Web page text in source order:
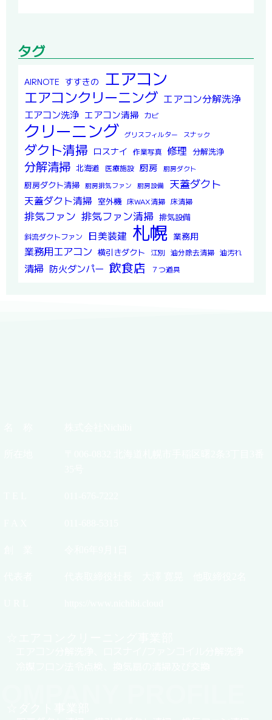
タグ
AIRNOTE すすきの エアコン
エアコンクリーニング エアコン分解洗浄
エアコン洗浄 エアコン清掃 カビ
クリーニング グリスフィルター スナック
ダクト清掃 ロスナイ 作業写真 修理 分解洗浄
分解清掃 北海道 医療施設 厨房 厨房ダクト
厨房ダクト清掃 厨房排気ファン 厨房設備 天蓋ダクト
天蓋ダクト清掃 室外機 床WAX清掃 床清掃
排気ファン 排気ファン清掃 排気設備
斜流ダクトファン 日美装建 札幌 業務用
業務用エアコン 横引きダクト 江別 油分除去清掃 油汚れ
清掃 防火ダンパー 飲食店 ７つ道具